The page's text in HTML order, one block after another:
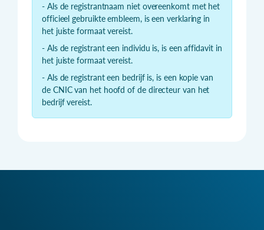
- Als de registrantnaam niet overeenkomt met het
officieel gebruikte embleem, is een verklaring in
het juiste formaat vereist.
- Als de registrant een individu is, is een affidavit in
het juiste formaat vereist.
- Als de registrant een bedrijf is, is een kopie van
de CNIC van het hoofd of de directeur van het
bedrijf vereist.